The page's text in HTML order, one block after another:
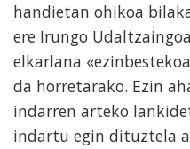
handietan ohikoa
ere Irungo
elkarlana
da horretarako. Ezin
indarren arteko
indartu egin dituztela